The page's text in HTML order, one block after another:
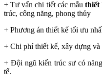
+ Tư vấn chi tiết các mẫu thiết
trúc, công năng, phong thủy
+ Phương án thiết kế tối ưu
+ Chi phí thiết kế, xây dựng
+ Đội ngũ kiến trúc sư có
tế.